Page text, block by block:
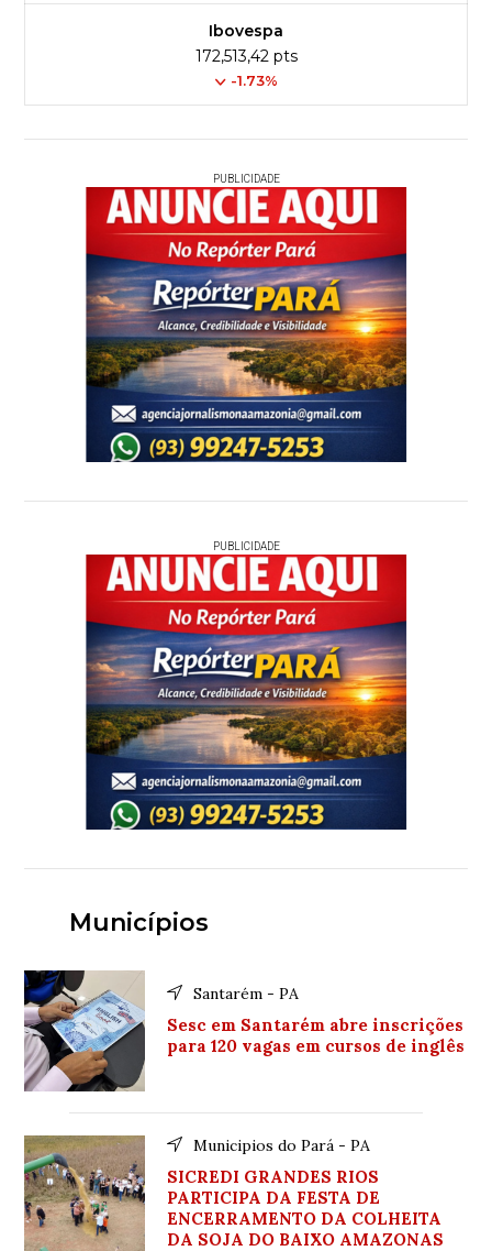
Ibovespa
172,513,42 pts
-1.73%
PUBLICIDADE
PUBLICIDADE
Municípios
Santarém - PA
Sesc em Santarém abre inscrições
para 120 vagas em cursos de inglês
Municipios do Pará - PA
SICREDI GRANDES RIOS
PARTICIPA DA FESTA DE
ENCERRAMENTO DA COLHEITA
DA SOJA DO BAIXO AMAZONAS